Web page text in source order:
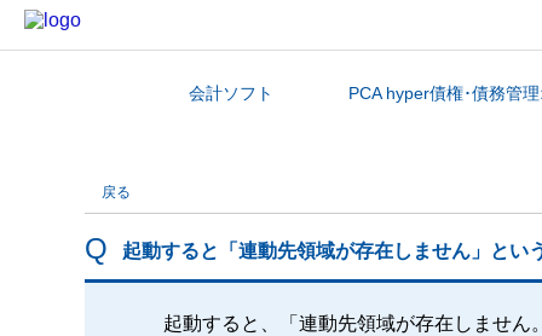
カテゴリから探す
会計ソフト PCA hyper債権･債務管
戻る
起動すると「連動先領域が存在しません」とい
起動すると、「連動先領域が存在しませ